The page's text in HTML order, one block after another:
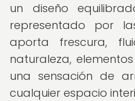
un diseño
representado por
aporta frescura,
naturaleza,
una sensación de
cualquier espacio